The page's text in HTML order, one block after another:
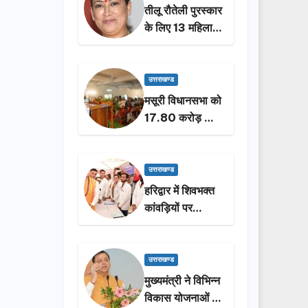
तीलू रौतेली पुरस्कार
के लिए 13 महिलाओं
का चयन, 35
कार्यकर्तियां भी होंगी
सम्मानित…
उत्तराखण्ड
मसूरी विधानसभा को
17.80 करोड़ की
विकास योजनाओं की
ने किया लोकार्पण-
शिलान्यास.
उत्तराखण्ड
हरिद्वार में शिवभक्त
कांवड़ियों पर
पुष्पवर्षा, मुख्यमंत्री
प्रक्षालन…
उत्तराखण्ड
मुख्यमंत्री ने विभिन्न
विकास योजनाओं के